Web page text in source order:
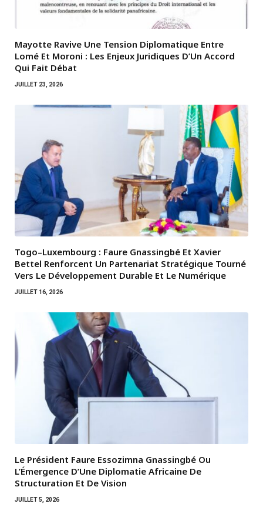
Mayotte Ravive Une Tension Diplomatique Entre
Lomé Et Moroni : Les Enjeux Juridiques D’Un Accord
Qui Fait Débat
JUILLET 23, 2026
Togo–Luxembourg : Faure Gnassingbé Et Xavier
Bettel Renforcent Un Partenariat Stratégique Tourné
Vers Le Développement Durable Et Le Numérique
JUILLET 16, 2026
Le Président Faure Essozimna Gnassingbé Ou
L’Émergence D’Une Diplomatie Africaine De
Structuration Et De Vision
JUILLET 5, 2026